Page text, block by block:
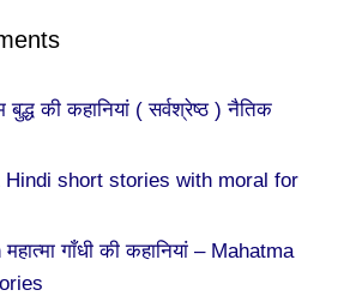
बुद्ध की कहानियां ( सर्वश्रेष्ठ ) नैतिक
Hindi short stories with moral for
महात्मा गाँधी की कहानियां – Mahatma